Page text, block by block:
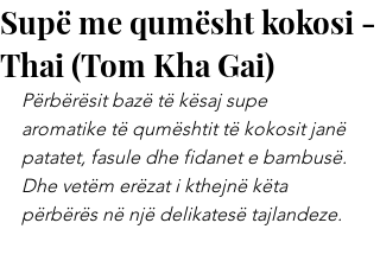
Supë me qumësht kokosi -
Thai (Tom Kha Gai)
Përbërësit bazë të kësaj supe
aromatike të qumështit të kokosit janë
patatet, fasule dhe fidanet e bambusë.
Dhe vetëm erëzat i kthejnë këta
përbërës në një delikatesë tajlandeze.